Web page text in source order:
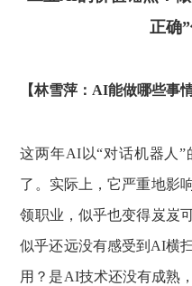
正确
【林雪萍：AI能做哪些事
这两年AI以“对话机器人
了。实际上，它严重地影
领职业，似乎也变得岌岌
似乎还远没有感受到AI横
用？是AI技术还没有成熟